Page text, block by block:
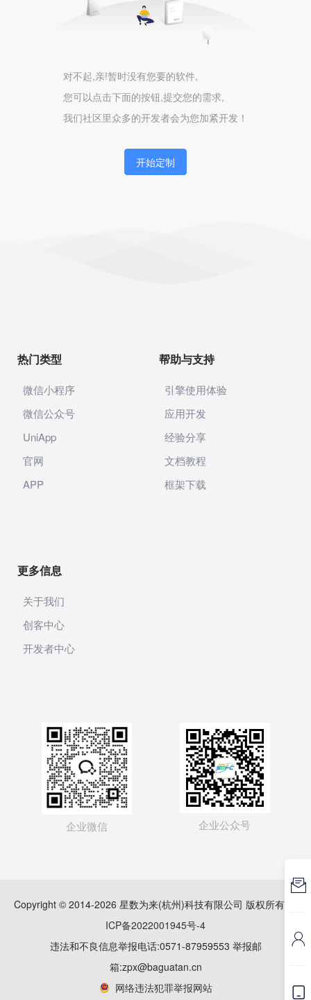
对不起,亲!暂时没有您要的软件,
您可以点击下面的按钮,提交您的需求,
我们社区里众多的开发者会为您加紧开发！
开始定制
热门类型
微信小程序
微信公众号
UniApp
官网
APP
帮助与支持
引擎使用体验
应用开发
经验分享
文档教程
框架下载
更多信息
关于我们
创客中心
开发者中心
企业微信 企业公众号
Copyright © 2014-2026 星数为来(杭州)科技有限公司 版权所有
ICP备2022001945号-4
违法和不良信息举报电话:0571-87959553 举报邮
箱:zpx@baguatan.cn
网络违法犯罪举报网站


